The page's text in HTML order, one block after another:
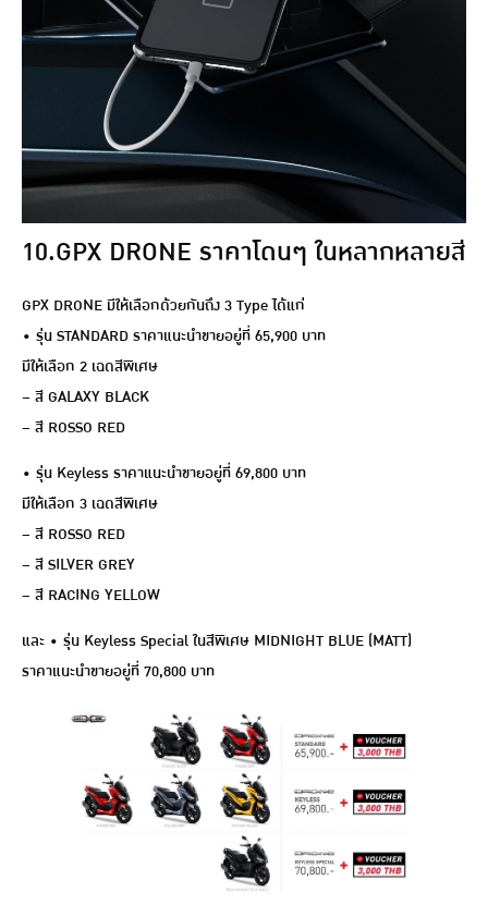
10.GPX DRONE ราคาโดนๆ ในหลากหลายสี
GPX DRONE มีให้เลือกด้วยกันถึง 3 Type ได้แก่
• รุ่น STANDARD ราคาแนะนำขายอยู่ที่ 65,900 บาท
มีให้เลือก 2 เฉดสีพิเศษ
– สี GALAXY BLACK
– สี ROSSO RED
• รุ่น Keyless ราคาแนะนำขายอยู่ที่ 69,800 บาท
มีให้เลือก 3 เฉดสีพิเศษ
– สี ROSSO RED
– สี SILVER GREY
– สี RACING YELLOW
และ • รุ่น Keyless Special ในสีพิเศษ MIDNIGHT BLUE (MATT)
ราคาแนะนำขายอยู่ที่ 70,800 บาท